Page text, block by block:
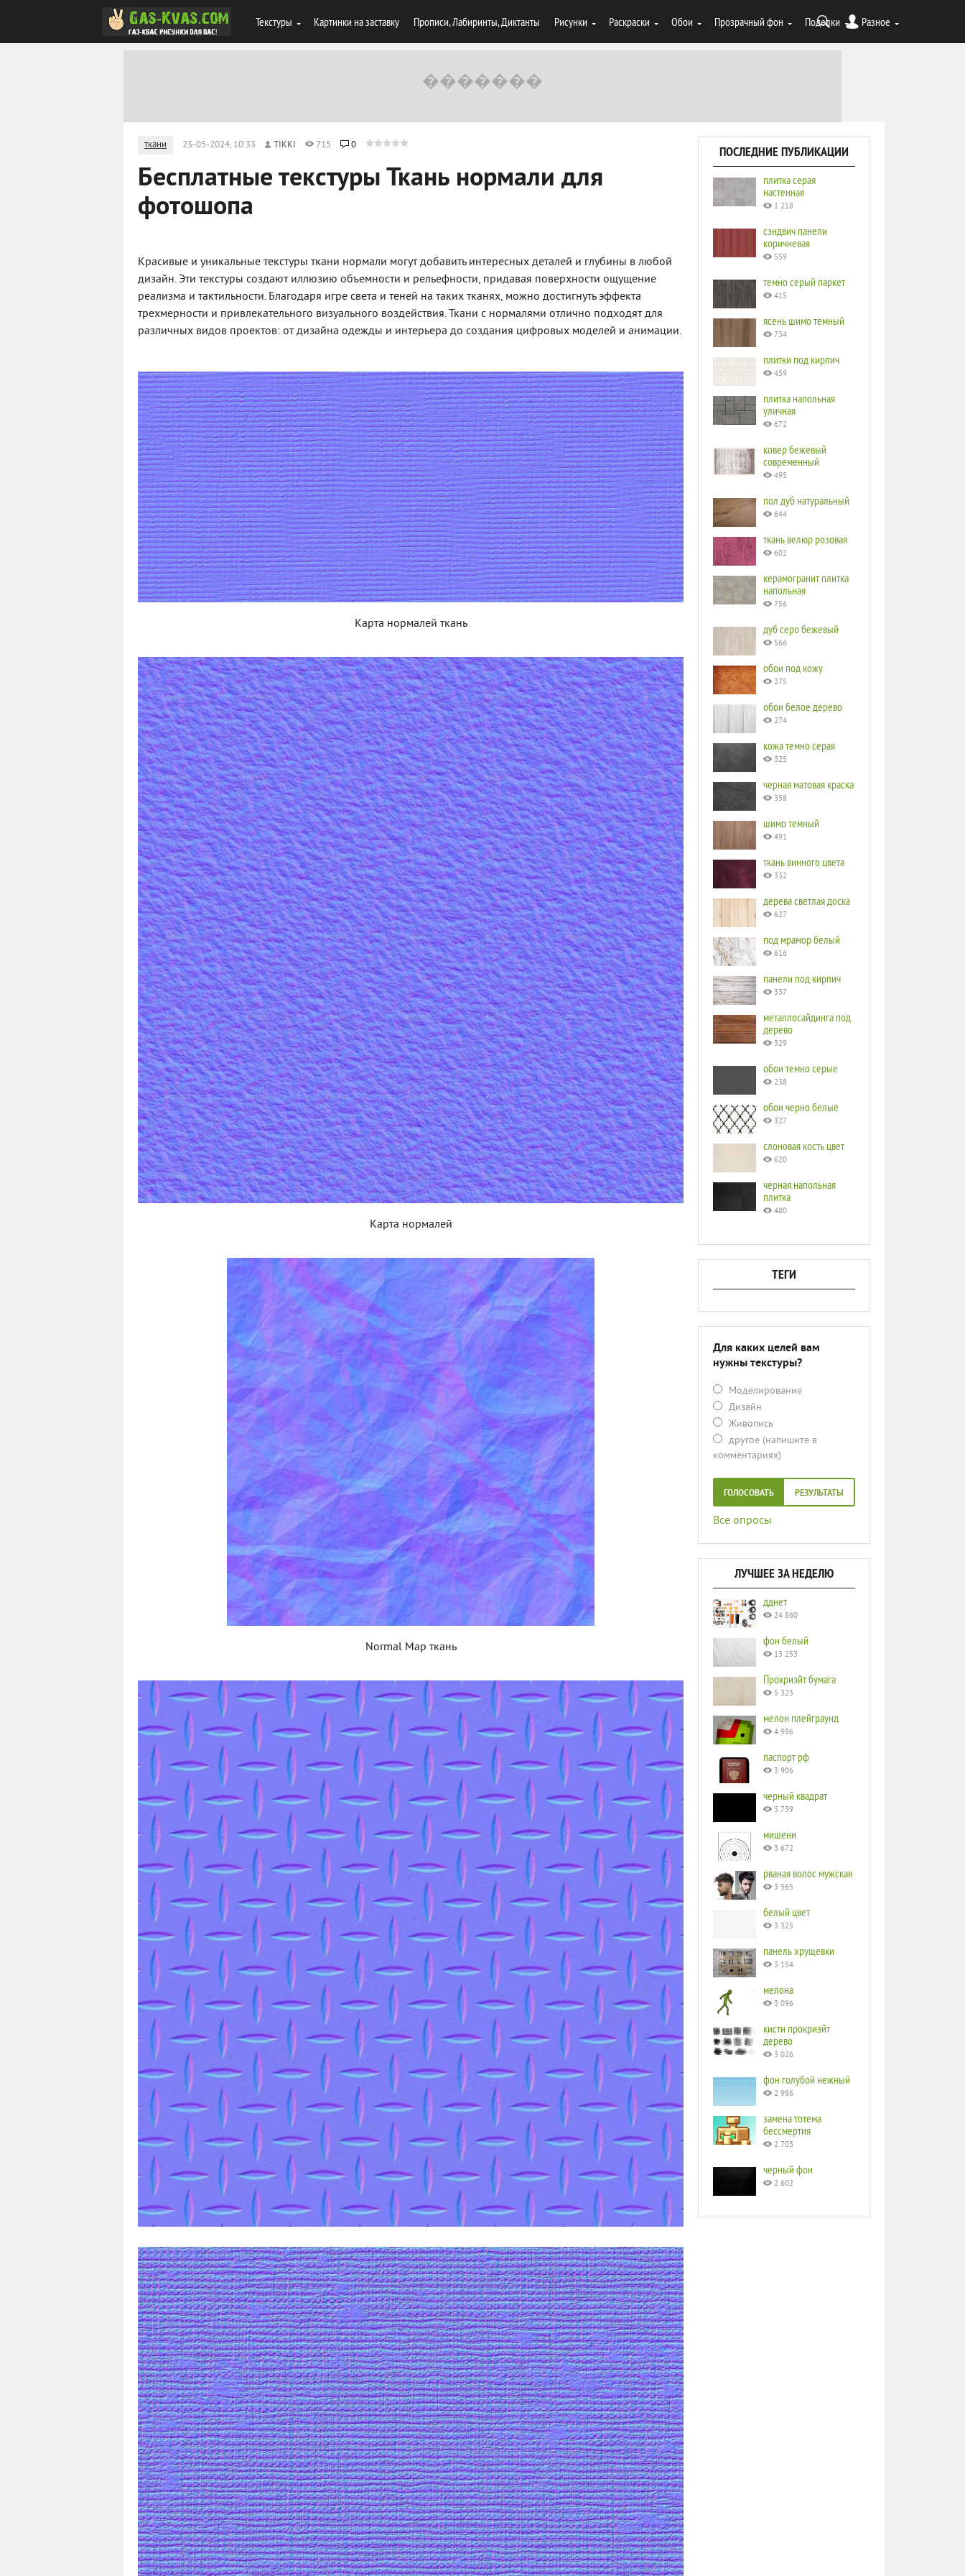
Текстуры Картинки на заставку Прописи, Лабиринты, Диктанты Рисунки Раскраски Обои Прозрачный фон Поделки Разное
ткани 23-05-2024, 10:33 TIKKI 715 0
Бесплатные текстуры Ткань нормали для
фотошопа
Красивые и уникальные текстуры ткани нормали могут добавить интересных деталей и глубины в любой
дизайн. Эти текстуры создают иллюзию объемности и рельефности, придавая поверхности ощущение
реализма и тактильности. Благодаря игре света и теней на таких тканях, можно достигнуть эффекта
трехмерности и привлекательного визуального воздействия. Ткани с нормалями отлично подходят для
различных видов проектов: от дизайна одежды и интерьера до создания цифровых моделей и анимации.
Карта нормалей ткань
Карта нормалей
Normal Map ткань
ПОСЛЕДНИЕ ПУБЛИКАЦИИ
плитка серая
настенная
1 218
сэндвич панели
коричневая
559
темно серый паркет
415
ясень шимо темный
734
плитки под кирпич
459
плитка напольная
уличная
672
ковер бежевый
современный
495
пол дуб натуральный
644
ткань велюр розовая
602
керамогранит плитка
напольная
756
дуб серо бежевый
566
обои под кожу
275
обои белое дерево
274
кожа темно серая
325
черная матовая краска
358
шимо темный
491
ткань винного цвета
332
дерева светлая доска
627
под мрамор белый
616
панели под кирпич
337
металлосайдинга под
дерево
329
обои темно серые
238
обои черно белые
327
слоновая кость цвет
620
черная напольная
плитка
480
ТЕГИ
Для каких целей вам
нужны текстуры?
Моделирование
Дизайн
Живопись
другое (напишите в
комментариях)
ГОЛОСОВАТЬ РЕЗУЛЬТАТЫ
Все опросы
ЛУЧШЕЕ ЗА НЕДЕЛЮ
дднет
24 860
фон белый
13 253
Прокриэйт бумага
5 323
мелон плейграунд
4 996
паспорт рф
3 906
черный квадрат
3 739
мишени
3 672
рваная волос мужская
3 565
белый цвет
3 325
панель хрущевки
3 154
мелона
3 096
кисти прокриэйт
дерево
3 026
фон голубой нежный
2 986
замена тотема
бессмертия
2 703
черный фон
2 602